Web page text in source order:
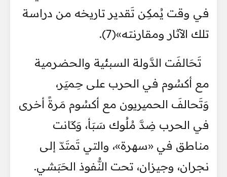
في وقت يُمكِن تَقدير تاريخه من دراسة
تلك الآثار ومقارنته»(7).
تَحَالفَت الدَّولة السبئية والحضرمية
مع أكسُوم في الحرب على حِميَر،
وَتَحالفَ الحميريون مع أكسُوم مَرةً أخرى
في الحرب ضِدَّ مُلُوك سَبَأ، وَكَانت
مناطق في «سهرة»، والتي تَمتَدّ إلى
نجران، وجيزان، تحت النُّفوذ الحَبَشي.